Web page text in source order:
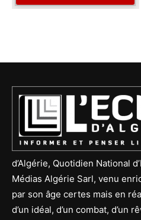
d’Algérie, Quotidien National
Médias Algérie Sarl, venu
par son âge certes mais en
d’un idéal, d’un combat, d’un